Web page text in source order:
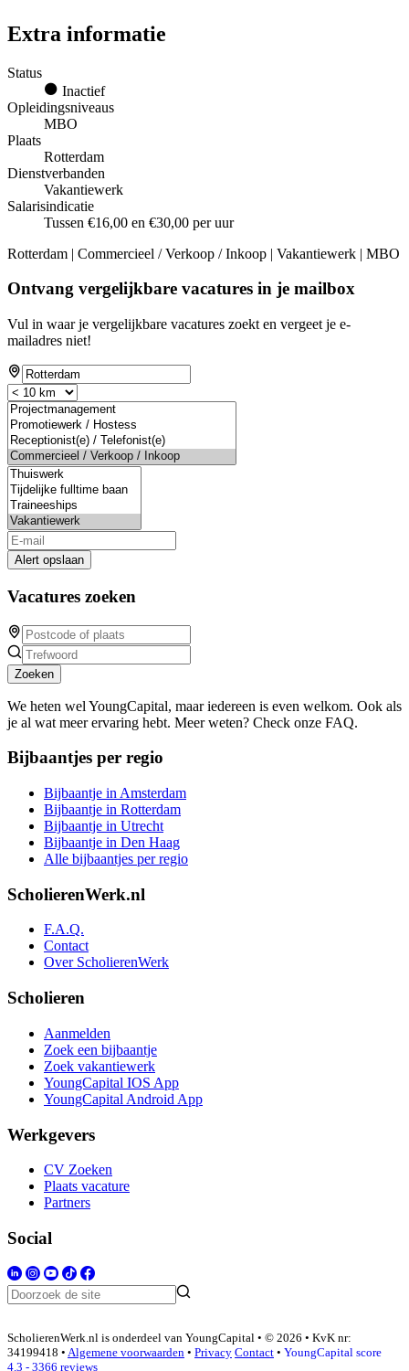
Extra informatie
Status
Inactief
Opleidingsniveaus
MBO
Plaats
Rotterdam
Dienstverbanden
Vakantiewerk
Salarisindicatie
Tussen €16,00 en €30,00 per uur
Rotterdam | Commercieel / Verkoop / Inkoop | Vakantiewerk | MBO
Ontvang vergelijkbare vacatures in je mailbox
Vul in waar je vergelijkbare vacatures zoekt en vergeet je e-
mailadres niet!
Alert opslaan
Vacatures zoeken
Zoeken
We heten wel YoungCapital, maar iedereen is even welkom. Ook als
je al wat meer ervaring hebt. Meer weten? Check onze FAQ.
Bijbaantjes per regio
Bijbaantje in Amsterdam
Bijbaantje in Rotterdam
Bijbaantje in Utrecht
Bijbaantje in Den Haag
Alle bijbaantjes per regio
ScholierenWerk.nl
F.A.Q.
Contact
Over ScholierenWerk
Scholieren
Aanmelden
Zoek een bijbaantje
Zoek vakantiewerk
YoungCapital IOS App
YoungCapital Android App
Werkgevers
CV Zoeken
Plaats vacature
Partners
Social
ScholierenWerk.nl is onderdeel van YoungCapital • © 2026 • KvK nr:
34199418 • Algemene voorwaarden • Privacy Contact • YoungCapital score
4.3 - 3366 reviews